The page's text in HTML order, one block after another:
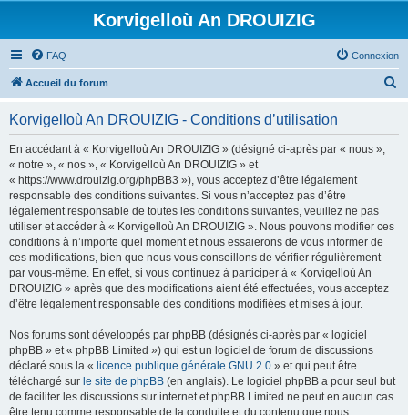
Korvigelloù An DROUIZIG
FAQ Connexion
Accueil du forum
Korvigelloù An DROUIZIG - Conditions d’utilisation
En accédant à « Korvigelloù An DROUIZIG » (désigné ci-après par « nous »,
« notre », « nos », « Korvigelloù An DROUIZIG » et
« https://www.drouizig.org/phpBB3 »), vous acceptez d’être légalement
responsable des conditions suivantes. Si vous n’acceptez pas d’être
légalement responsable de toutes les conditions suivantes, veuillez ne pas
utiliser et accéder à « Korvigelloù An DROUIZIG ». Nous pouvons modifier ces
conditions à n’importe quel moment et nous essaierons de vous informer de
ces modifications, bien que nous vous conseillons de vérifier régulièrement
par vous-même. En effet, si vous continuez à participer à « Korvigelloù An
DROUIZIG » après que des modifications aient été effectuées, vous acceptez
d’être légalement responsable des conditions modifiées et mises à jour.
Nos forums sont développés par phpBB (désignés ci-après par « logiciel
phpBB » et « phpBB Limited ») qui est un logiciel de forum de discussions
déclaré sous la « licence publique générale GNU 2.0 » et qui peut être
téléchargé sur le site de phpBB (en anglais). Le logiciel phpBB a pour seul but
de faciliter les discussions sur internet et phpBB Limited ne peut en aucun cas
être tenu comme responsable de la conduite et du contenu que nous